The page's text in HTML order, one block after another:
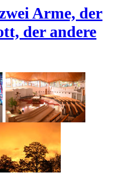
Arme, der
der andere